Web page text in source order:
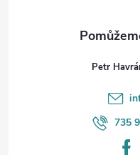
Petr
735